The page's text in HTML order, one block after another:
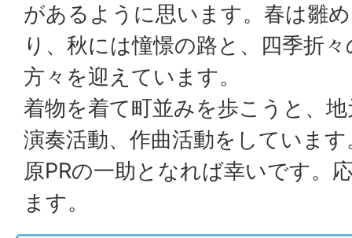
があるように思います。春は雛
り、秋には憧憬の路と、四季折
方々を迎えています。
着物を着て町並みを歩こうと、
演奏活動、作曲活動をしていま
原PRの一助となれば幸いです。
ます。